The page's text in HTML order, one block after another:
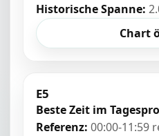
Historische Spanne:
Chart
E5
Beste Zeit im
Referenz: 00:00-11:59